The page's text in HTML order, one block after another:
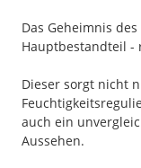
Das Geheimnis
Hauptbestandteil -
Dieser sorgt nicht
auch ein
Aussehen.